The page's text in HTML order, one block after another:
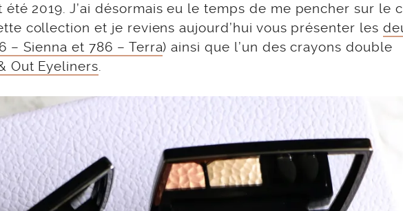
2019. J’ai désormais eu le temps de me pencher sur le
collection et je reviens aujourd’hui vous présenter les
– Sienna et 786 – Terra) ainsi que l’un des crayons double
Out Eyeliners.